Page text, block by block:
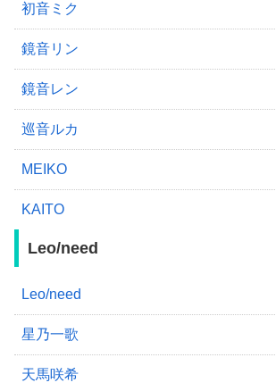
初音ミク
鏡音リン
鏡音レン
巡音ルカ
MEIKO
KAITO
Leo/need
Leo/need
星乃一歌
天馬咲希